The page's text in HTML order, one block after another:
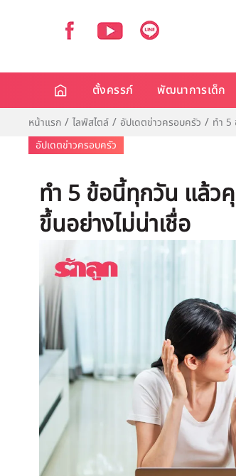
ตั้งครรภ์ พัฒนาการเด็ก
หน้าแรก ไลฟ์สไตล์ อัปเดตข่าวครอบครัว
ทำ 5
อัปเดตข่าวครอบครัว
ทำ 5 ข้อนี้ทุกวัน แล้
ขึ้นอย่างไม่น่าเชื่อ